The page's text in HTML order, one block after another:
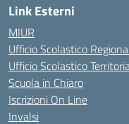
Link Esterni
MIUR
Ufficio Scolastico
Ufficio Scolastico
Scuola in Chiaro
Iscrizioni On Line
Invalsi